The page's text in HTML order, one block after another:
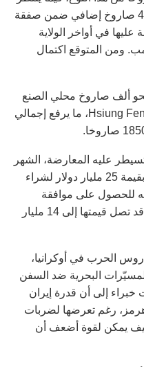
أن تبدأ هذا العام عمليات تسليم 400 صاروخ إضافي ضمن صفقة
عليها في أواخر الولاية
ومن المتوقع اكتمال
نحو ألف صاروخ محلي الصنع
من طرازي Hsiung Feng II وHsiung Feng III، ما يرفع إجمالي
تسيطر عليه المعارضة، الشهر
الماضي على إنفاق دفاعي إضافي بقيمة 25 مليار دولار لشراء
للحصول على موافقة
واشنطن على حزمة أسلحة جديدة قد تصل قيمتها إلى 14 مليار
الحرب في أوكرانيا،
البحرية ضد السفن
خبراء إلى أن قدرة إيران
رغم تعرضها لضربات
كيف يمكن لقوة أضعف أن